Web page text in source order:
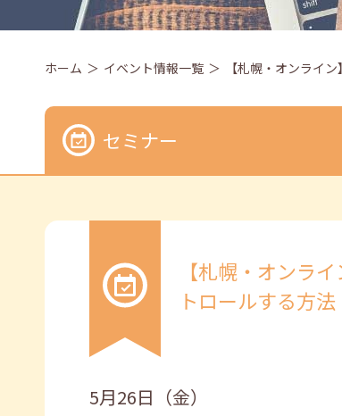
ホーム イベント情報一覧 【札幌・オンライ
セミナー
【札幌・オンラ
トロールする方
5月26日（金）